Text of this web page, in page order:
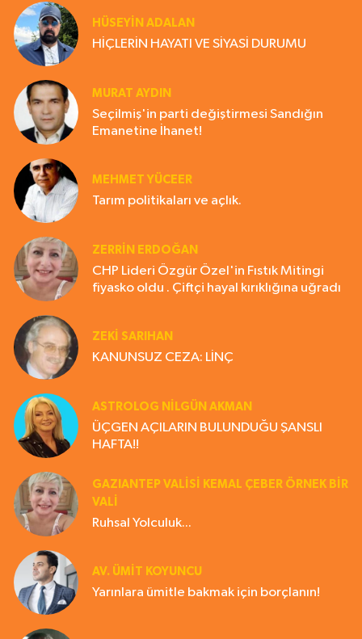
HÜSEYIN ADALAN
HİÇLERİN HAYATI VE SİYASİ DURUMU
MURAT AYDIN
Seçilmiş'in parti değiştirmesi Sandığın
Emanetine İhanet!
MEHMET YÜCEER
Tarım politikaları ve açlık.
ZERRIN ERDOĞAN
CHP Lideri Özgür Özel'in Fıstık Mitingi
fiyasko oldu . Çiftçi hayal kırıklığına uğradı
ZEKI SARIHAN
KANUNSUZ CEZA: LİNÇ
ASTROLOG NILGÜN AKMAN
ÜÇGEN AÇILARIN BULUNDUĞU ŞANSLI
HAFTA!!
GAZIANTEP VALISI KEMAL ÇEBER ÖRNEK BİR
VALİ
Ruhsal Yolculuk...
AV. ÜMIT KOYUNCU
Yarınlara ümitle bakmak için borçlanın!